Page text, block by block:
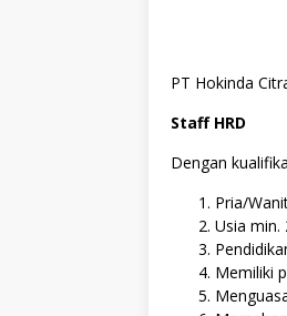
PT Hokinda
Staff HRD
Dengan
Pria/
Usia min.
Memiliki